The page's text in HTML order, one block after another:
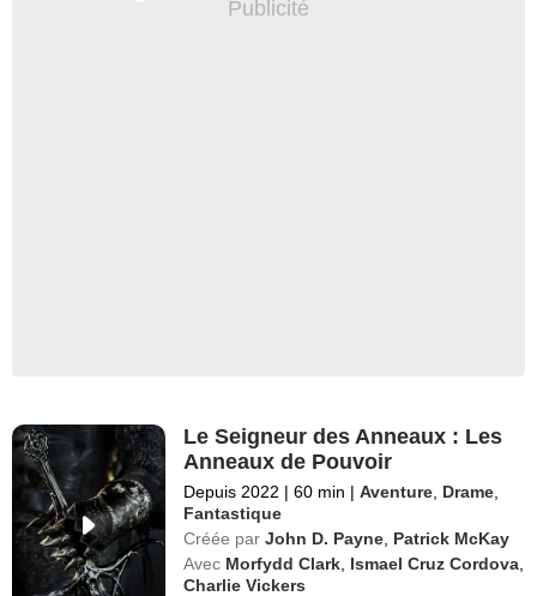
Le Seigneur des Anneaux : Les
Anneaux de Pouvoir
Depuis 2022 | 60 min | Aventure Drame
Fantastique
Créée par John D. Payne Patrick McKay
Avec Morfydd Clark Ismael Cruz Cordova
Charlie Vickers